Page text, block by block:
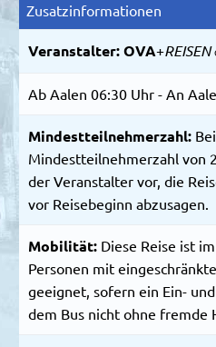
Zusatzinformationen
Veranstalter:OVA+REISEN
Ab Aalen 06:30 Uhr - An
Mindestteilnehmerzahl:
Mindestteilnehmerzahl von
der Veranstalter vor, die
vor Reisebeginn abzusagen.
Mobilität: Diese Reise ist
Personen mit
geeignet, sofern ein Ein-
dem Bus nicht ohne fremde